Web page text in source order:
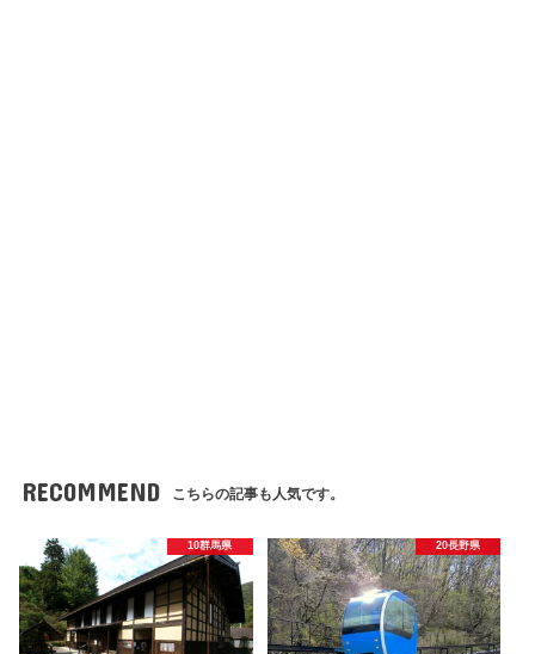
RECOMMEND こちらの記事も人気です。
10群馬県 20長野県